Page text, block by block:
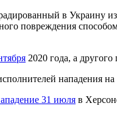
в
повреждения
2020 года, а другого
нападения на
31 июля в